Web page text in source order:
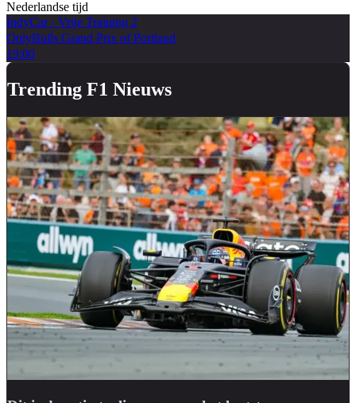
Nederlandse tijd
IndyCar· Vrije Training 2
OnlyBulls Grand Prix of Portland
19:00
Trending F1 Nieuws